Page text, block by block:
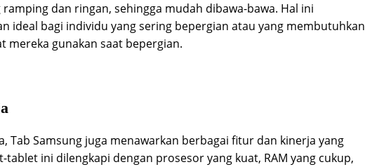
dan ringan, sehingga mudah dibawa-bawa. Hal ini
ideal bagi individu yang sering bepergian atau yang membutuhkan
mereka gunakan saat bepergian.
Tab Samsung juga menawarkan berbagai fitur dan kinerja yang
tablet ini dilengkapi dengan prosesor yang kuat, RAM yang cukup,